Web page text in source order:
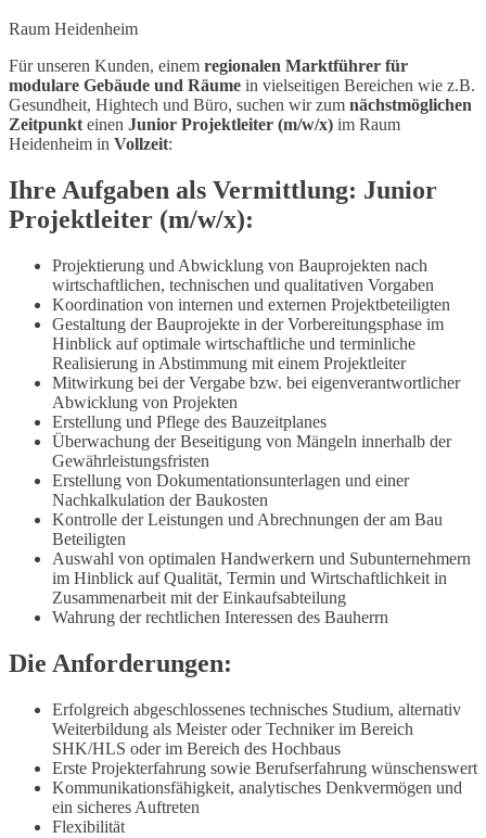
Raum Heidenheim
Für unseren Kunden, einem regionalen Marktführer für
modulare Gebäude und Räume in vielseitigen Bereichen wie z.B.
Gesundheit, Hightech und Büro, suchen wir zum nächstmöglichen
Zeitpunkteinen Junior Projektleiter (m/w/x) im Raum
Heidenheim in Vollzeit:
Ihre Aufgaben als Vermittlung: Junior
Projektleiter (m/w/x):
Projektierung und Abwicklung von Bauprojekten nach
wirtschaftlichen, technischen und qualitativen Vorgaben
Koordination von internen und externen Projektbeteiligten
Gestaltung der Bauprojekte in der Vorbereitungsphase im
Hinblick auf optimale wirtschaftliche und terminliche
Realisierung in Abstimmung mit einem Projektleiter
Mitwirkung bei der Vergabe bzw. bei eigenverantwortlicher
Abwicklung von Projekten
Erstellung und Pflege des Bauzeitplanes
Überwachung der Beseitigung von Mängeln innerhalb der
Gewährleistungsfristen
Erstellung von Dokumentationsunterlagen und einer
Nachkalkulation der Baukosten
Kontrolle der Leistungen und Abrechnungen der am Bau
Beteiligten
Auswahl von optimalen Handwerkern und Subunternehmern
im Hinblick auf Qualität, Termin und Wirtschaftlichkeit in
Zusammenarbeit mit der Einkaufsabteilung
Wahrung der rechtlichen Interessen des Bauherrn
Die Anforderungen:
Erfolgreich abgeschlossenes technisches Studium, alternativ
Weiterbildung als Meister oder Techniker im Bereich
SHK/HLS oder im Bereich des Hochbaus
Erste Projekterfahrung sowie Berufserfahrung wünschenswert
Kommunikationsfähigkeit, analytisches Denkvermögen und
ein sicheres Auftreten
Flexibilität